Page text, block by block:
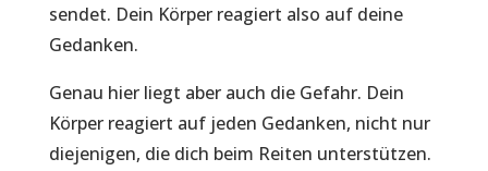
sendet. Dein Körper reagiert also auf deine
Gedanken.
Genau hier liegt aber auch die Gefahr. Dein
Körper reagiert auf jeden Gedanken, nicht nur
diejenigen, die dich beim Reiten unterstützen.